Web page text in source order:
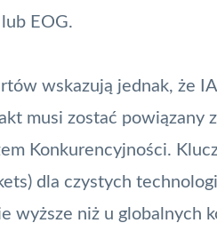
EOG.
wskazują jednak, że
musi zostać
Konkurencyjności.
dla czystych
wyższe niż u globalnych